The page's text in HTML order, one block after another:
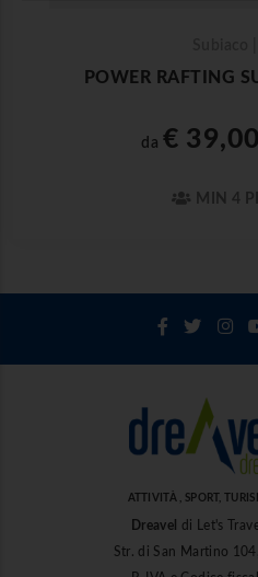
POWER RAFTING
da € 39,00
MIN 4
ATTIVITÀ , SPORT,
Dreavel
di Let's
Str. di San Martino